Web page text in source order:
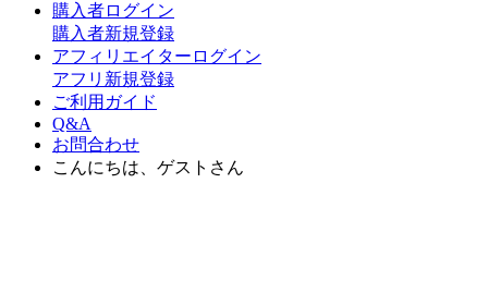
購入者ログイン
購入者新規登録
アフィリエイターログイン
アフリ新規登録
ご利用ガイド
Q&A
お問合わせ
こんにちは、ゲストさん